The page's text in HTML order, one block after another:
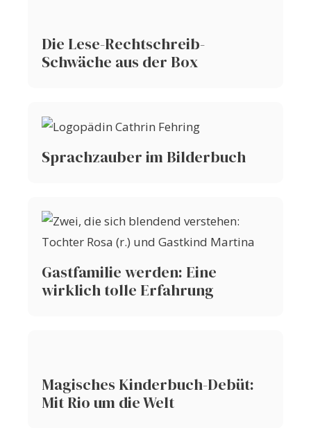
Die Lese-Rechtschreib-
Schwäche aus der Box
Sprachzauber im Bilderbuch
Gastfamilie werden: Eine
wirklich tolle Erfahrung
Magisches Kinderbuch-Debüt:
Mit Rio um die Welt